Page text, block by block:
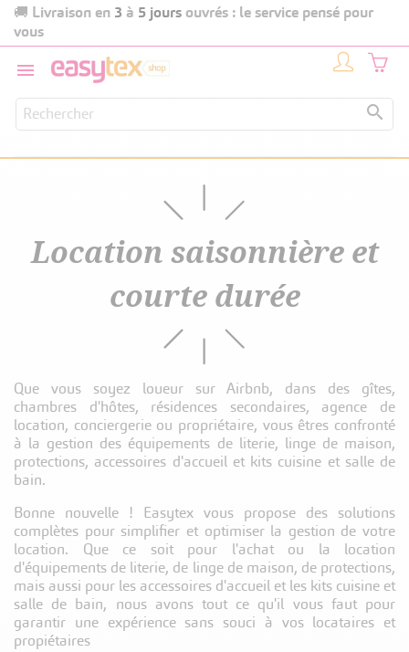
🚚 Livraison en 3 à 5 jours ouvrés : le service pensé pour
vous


Location saisonnière et
courte durée
Que vous soyez loueur sur Airbnb, dans des gîtes,
chambres d'hôtes, résidences secondaires, agence de
location, conciergerie ou propriétaire, vous êtres confronté
à la gestion des équipements de literie, linge de maison,
protections, accessoires d'accueil et kits cuisine et salle de
bain.
Bonne nouvelle ! Easytex vous propose des solutions
complètes pour simplifier et optimiser la gestion de votre
location. Que ce soit pour l'achat ou la location
d'équipements de literie, de linge de maison, de protections,
mais aussi pour les accessoires d'accueil et les kits cuisine et
salle de bain, nous avons tout ce qu'il vous faut pour
garantir une expérience sans souci à vos locataires et
propiétaires